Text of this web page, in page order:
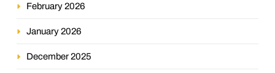
February 2026
January 2026
December 2025